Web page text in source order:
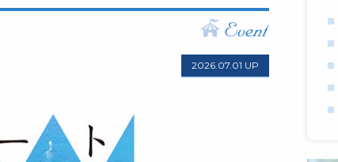
2026.07.01 UP